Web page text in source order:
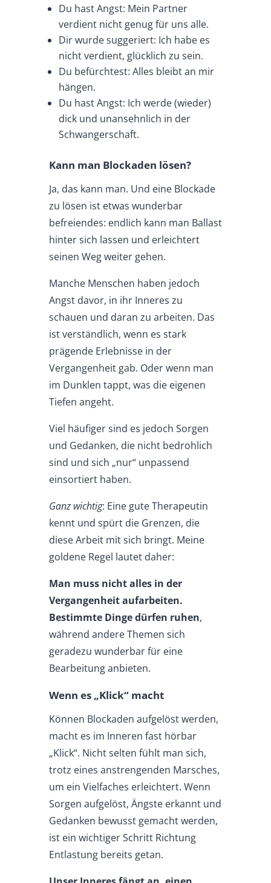
Du hast Angst: Mein Partner
verdient nicht genug für uns alle.
Dir wurde suggeriert: Ich habe es
nicht verdient, glücklich zu sein.
Du befürchtest: Alles bleibt an mir
hängen.
Du hast Angst: Ich werde (wieder)
dick und unansehnlich in der
Schwangerschaft.
Kann man Blockaden lösen?
Ja, das kann man. Und eine Blockade
zu lösen ist etwas wunderbar
befreiendes: endlich kann man Ballast
hinter sich lassen und erleichtert
seinen Weg weiter gehen.
Manche Menschen haben jedoch
Angst davor, in ihr Inneres zu
schauen und daran zu arbeiten. Das
ist verständlich, wenn es stark
prägende Erlebnisse in der
Vergangenheit gab. Oder wenn man
im Dunklen tappt, was die eigenen
Tiefen angeht.
Viel häufiger sind es jedoch Sorgen
und Gedanken, die nicht bedrohlich
sind und sich „nur“ unpassend
einsortiert haben.
Ganz wichtig: Eine gute Therapeutin
kennt und spürt die Grenzen, die
diese Arbeit mit sich bringt. Meine
goldene Regel lautet daher:
Man muss nicht alles in der
Vergangenheit aufarbeiten.
Bestimmte Dinge dürfen ruhen,
während andere Themen sich
geradezu wunderbar für eine
Bearbeitung anbieten.
Wenn es „Klick“ macht
Können Blockaden aufgelöst werden,
macht es im Inneren fast hörbar
„Klick“. Nicht selten fühlt man sich,
trotz eines anstrengenden Marsches,
um ein Vielfaches erleichtert. Wenn
Sorgen aufgelöst, Ängste erkannt und
Gedanken bewusst gemacht werden,
ist ein wichtiger Schritt Richtung
Entlastung bereits getan.